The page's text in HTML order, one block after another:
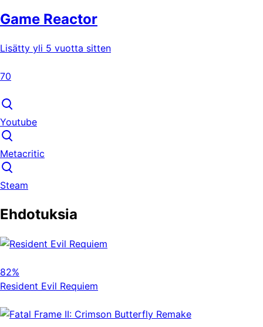
Game Reactor
Lisätty yli 5 vuotta sitten
70
Youtube
Metacritic
Steam
Ehdotuksia
82%
Resident Evil Requiem